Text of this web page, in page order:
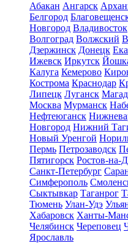
Абакан Ангарск
Белгород
Новгород Владивосток
Волгоград Волжский
Дзержинск Донецк
Ижевск Иркутск
Калуга Кемерово
Кострома Краснодар
Липецк Луганск
Москва Мурманск
Нефтеюганск
Новгород Нижний
Новый Уренгой
Пермь Петрозаводск
Пятигорск Ростов-на-
Санкт-Петербург
Симферополь
Сыктывкар Таганрог
Тюмень Улан-Удэ
Хабаровск Ханты-
Челябинск Череповец
Ярославль